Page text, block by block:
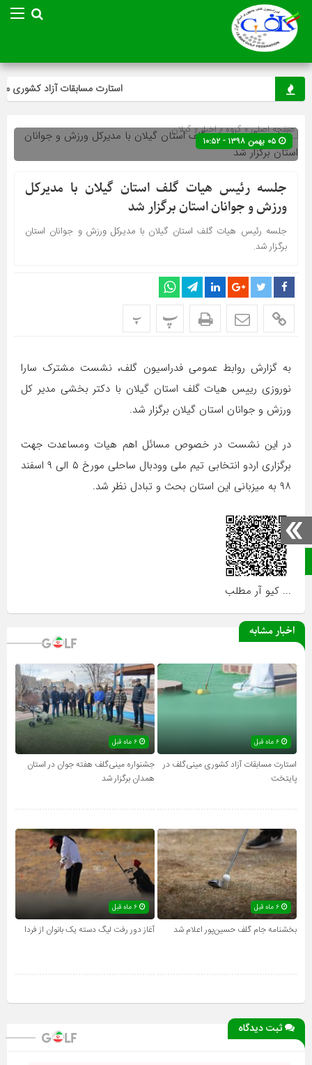
صفحه نخست
استارت مسابقات آزاد کشوری
صفحه اصلی» گروه »اخبار»گیلان
جلسه رئیس هیات گلف استان گیلان با مدیرکل
ورزش و جوانان استان برگزار شد
جلسه رئیس هیات گلف استان گیلان با مدیرکل ورزش و جوانان استان
برگزار شد.
پ پ
به گزارش روابط عمومی فدراسیون گلف، نشست مشترک سارا
نوروزی رییس هیات گلف استان گیلان با دکتر بخشی مدیر کل
ورزش و جوانان استان گیلان برگزار شد.
در این نشست در خصوص مسائل اهم هیات ومساعدت جهت
برگزاری اردو انتخابی تیم ملی وودبال ساحلی مورخ ۵ الی ۹ اسفند
۹۸ به میزبانی این استان بحث و تبادل نظر شد.
... کیو آر مطلب
اخبار مشابه
۶ ماه قبل
استارت مسابقات آزاد کشوری مینی‌گلف در
پایتخت
جشنواره مینی‌گلف هفته جوان در استان
همدان برگزار شد
۶ ماه قبل
بخشنامه جام گلف حسین‌پور اعلام شد آغاز دور رفت لیگ دسته یک بانوان از فردا
ثبت دیدگاه